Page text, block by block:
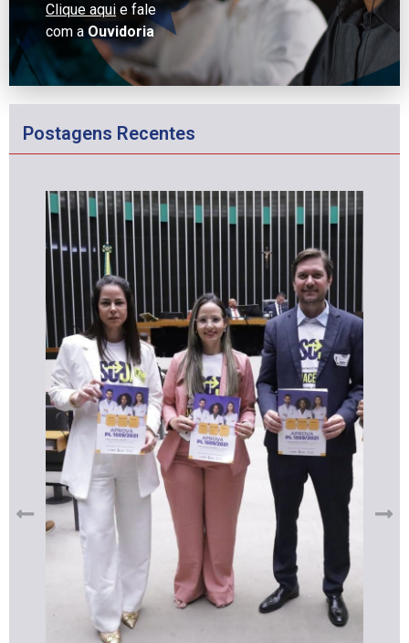
Clique aqui e fale
com a Ouvidoria
Postagens Recentes
CRF-AL reforça importância do
farmacêutico em nova resolução
da Anvisa sobre medicamentos à
base de Cannabis
29 de janeiro de 2026
Veja mais notícias